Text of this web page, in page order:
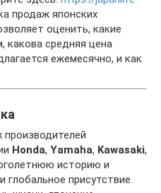
продаж японских
оценить, какие
какова средняя цена
ежемесячно, и как
производителей
Honda, Yamaha, Kawasaki,
историю и
глобальное присутствие.